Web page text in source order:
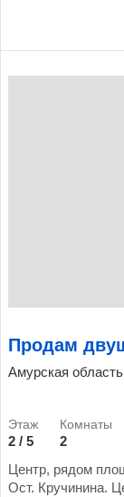
Продам
Амурская
2 / 5 2
Центр, рядом
Ост. Кручинина.